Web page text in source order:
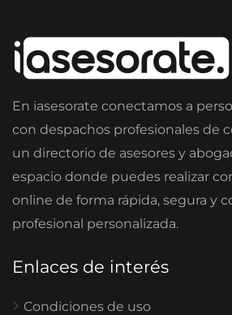
En iasesorate conectamos a
con despachos profesionales de
un directorio de asesores y
espacio donde puedes realizar
online de forma rápida, segura y
profesional personalizada.
Enlaces de interés
Condiciones de uso